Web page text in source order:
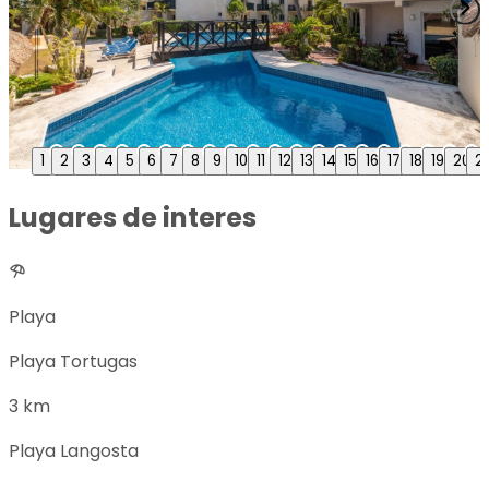
1 2 3 4 5 6 7 8 9 10 11 12 13 14 15 16 17 18 19 20 21
Lugares de interes
Playa
Playa Tortugas
3 km
Playa Langosta